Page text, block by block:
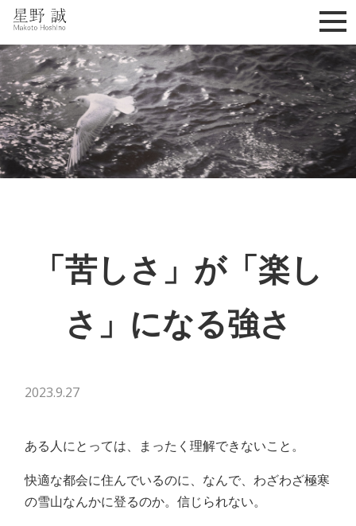
星野誠 makoto hoshino
「苦しさ」が「楽し
さ」になる強さ
2023.9.27
ある人にとっては、まったく理解できないこと。
快適な都会に住んでいるのに、なんで、わざわざ極寒
の雪山なんかに登るのか。信じられない。